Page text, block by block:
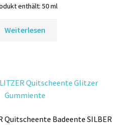
enthält: 50ml
Weiterlesen
Quitscheente Badeente SILBER